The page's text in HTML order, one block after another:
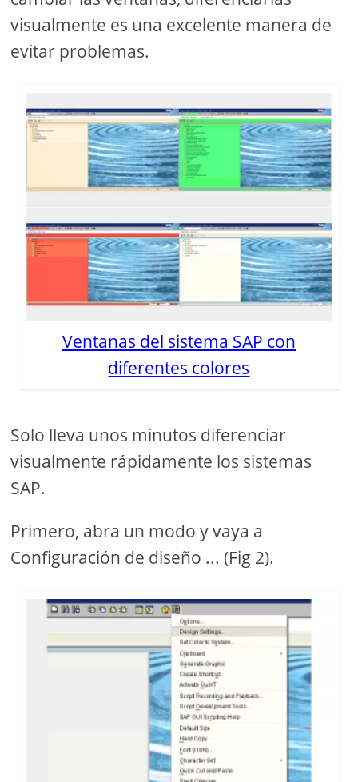
visualmente es una excelente manera de
evitar problemas.
Ventanas del sistema SAP con
diferentes colores
Solo lleva unos minutos diferenciar
visualmente rápidamente los sistemas
SAP.
Primero, abra un modo y vaya a
Configuración de diseño ... (Fig 2).